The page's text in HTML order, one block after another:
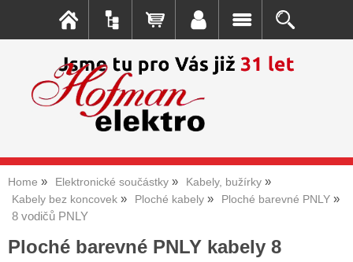
Home Elektronické součástky
Kabely, bužírky
Kabely bez koncovek
Ploché kabely Ploché barevné PNLY
8 vodičů PNLY
Ploché barevné PNLY kabely 8